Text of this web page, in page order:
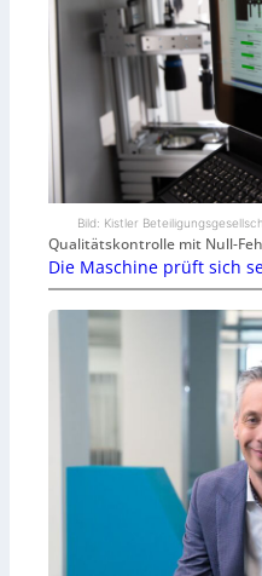
Bild: Kistler
Qualitätskontrolle mit Null-
Die Maschine prüft sich